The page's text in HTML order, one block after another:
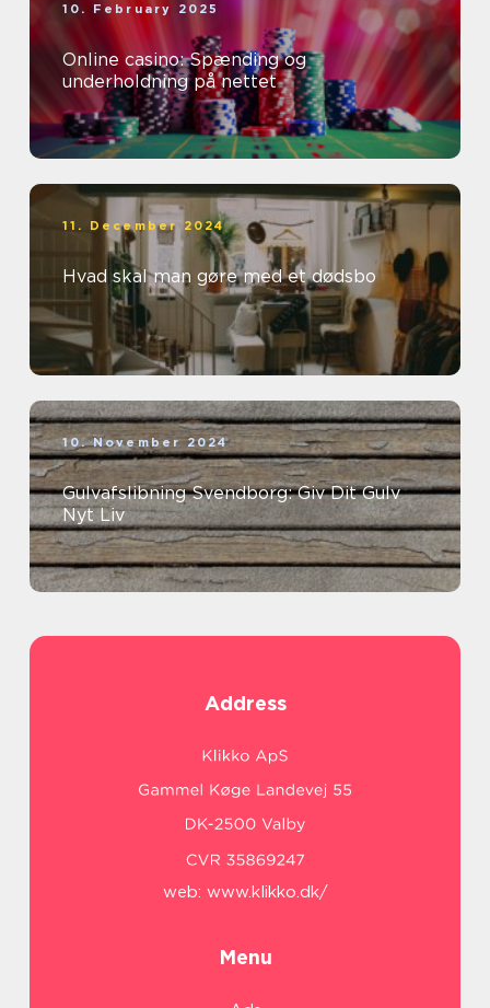
10. February 2025
Online casino: Spænding og
underholdning på nettet
11. December 2024
Hvad skal man gøre med et dødsbo
10. November 2024
Gulvafslibning Svendborg: Giv Dit Gulv
Nyt Liv
Address
web: www.klikko.dk/
Menu